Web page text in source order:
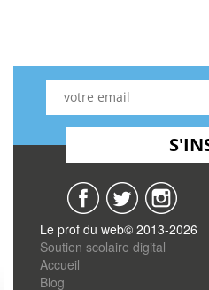
Le prof du web© 2013-2026
Soutien scolaire digital
Accueil
Blog